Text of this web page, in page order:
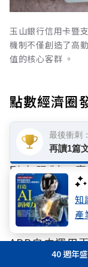
知
產
玉山銀行信用卡暨
機制不僅創造了高
值的核心客群 。
點數經濟圈
林榮華認為
其與「玉山
刷卡限制，
Wallet一直是
了可以讓卡友
即時掌握交
APP自由運用
支付的功能帶
40 週年
最後衝刺
再讀1篇